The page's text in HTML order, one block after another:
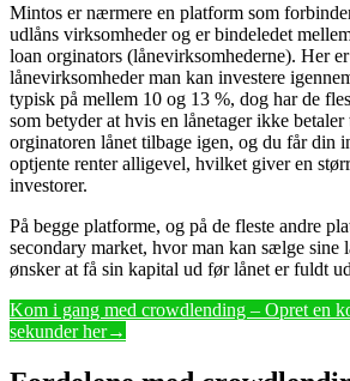
Mintos er nærmere en platform som
udlåns virksomheder og er bindeledet
loan orginators (lånevirksomhederne). Her
lånevirksomheder man kan investere
typisk på mellem 10 og 13 %, dog har de
som betyder at hvis en lånetager ikke
orginatoren lånet tilbage igen, og du får din
optjente renter alligevel, hvilket giver en
investorer.
På begge platforme, og på de fleste andre
secondary market, hvor man kan sælge sine
ønsker at få sin kapital ud før lånet er fuldt
Kom i gang med crowdlending – Opret en
sekunder her→